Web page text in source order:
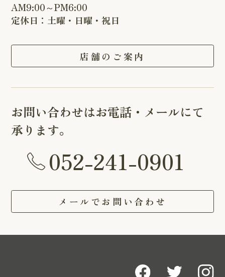
AM9:00～PM6:00
定休日：土曜・日曜・祝日
店舗のご案内
お問い合わせはお電話・メールにて
承ります。
052-241-0901
メールでお問い合わせ